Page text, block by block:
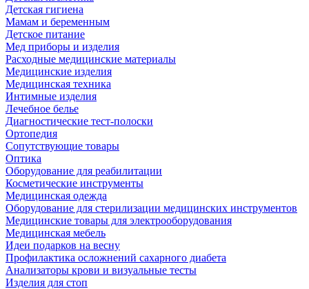
Детская гигиена
Мамам и беременным
Детское питание
Мед приборы и изделия
Расходные медицинские материалы
Медицинские изделия
Медицинская техника
Интимные изделия
Лечебное белье
Диагностические тест-полоски
Ортопедия
Сопутствующие товары
Оптика
Оборудование для реабилитации
Косметические инструменты
Медицинская одежда
Оборудование для стерилизации медицинских инструментов
Медицинские товары для электрооборудования
Медицинская мебель
Идеи подарков на весну
Профилактика осложнений сахарного диабета
Анализаторы крови и визуальные тесты
Изделия для стоп